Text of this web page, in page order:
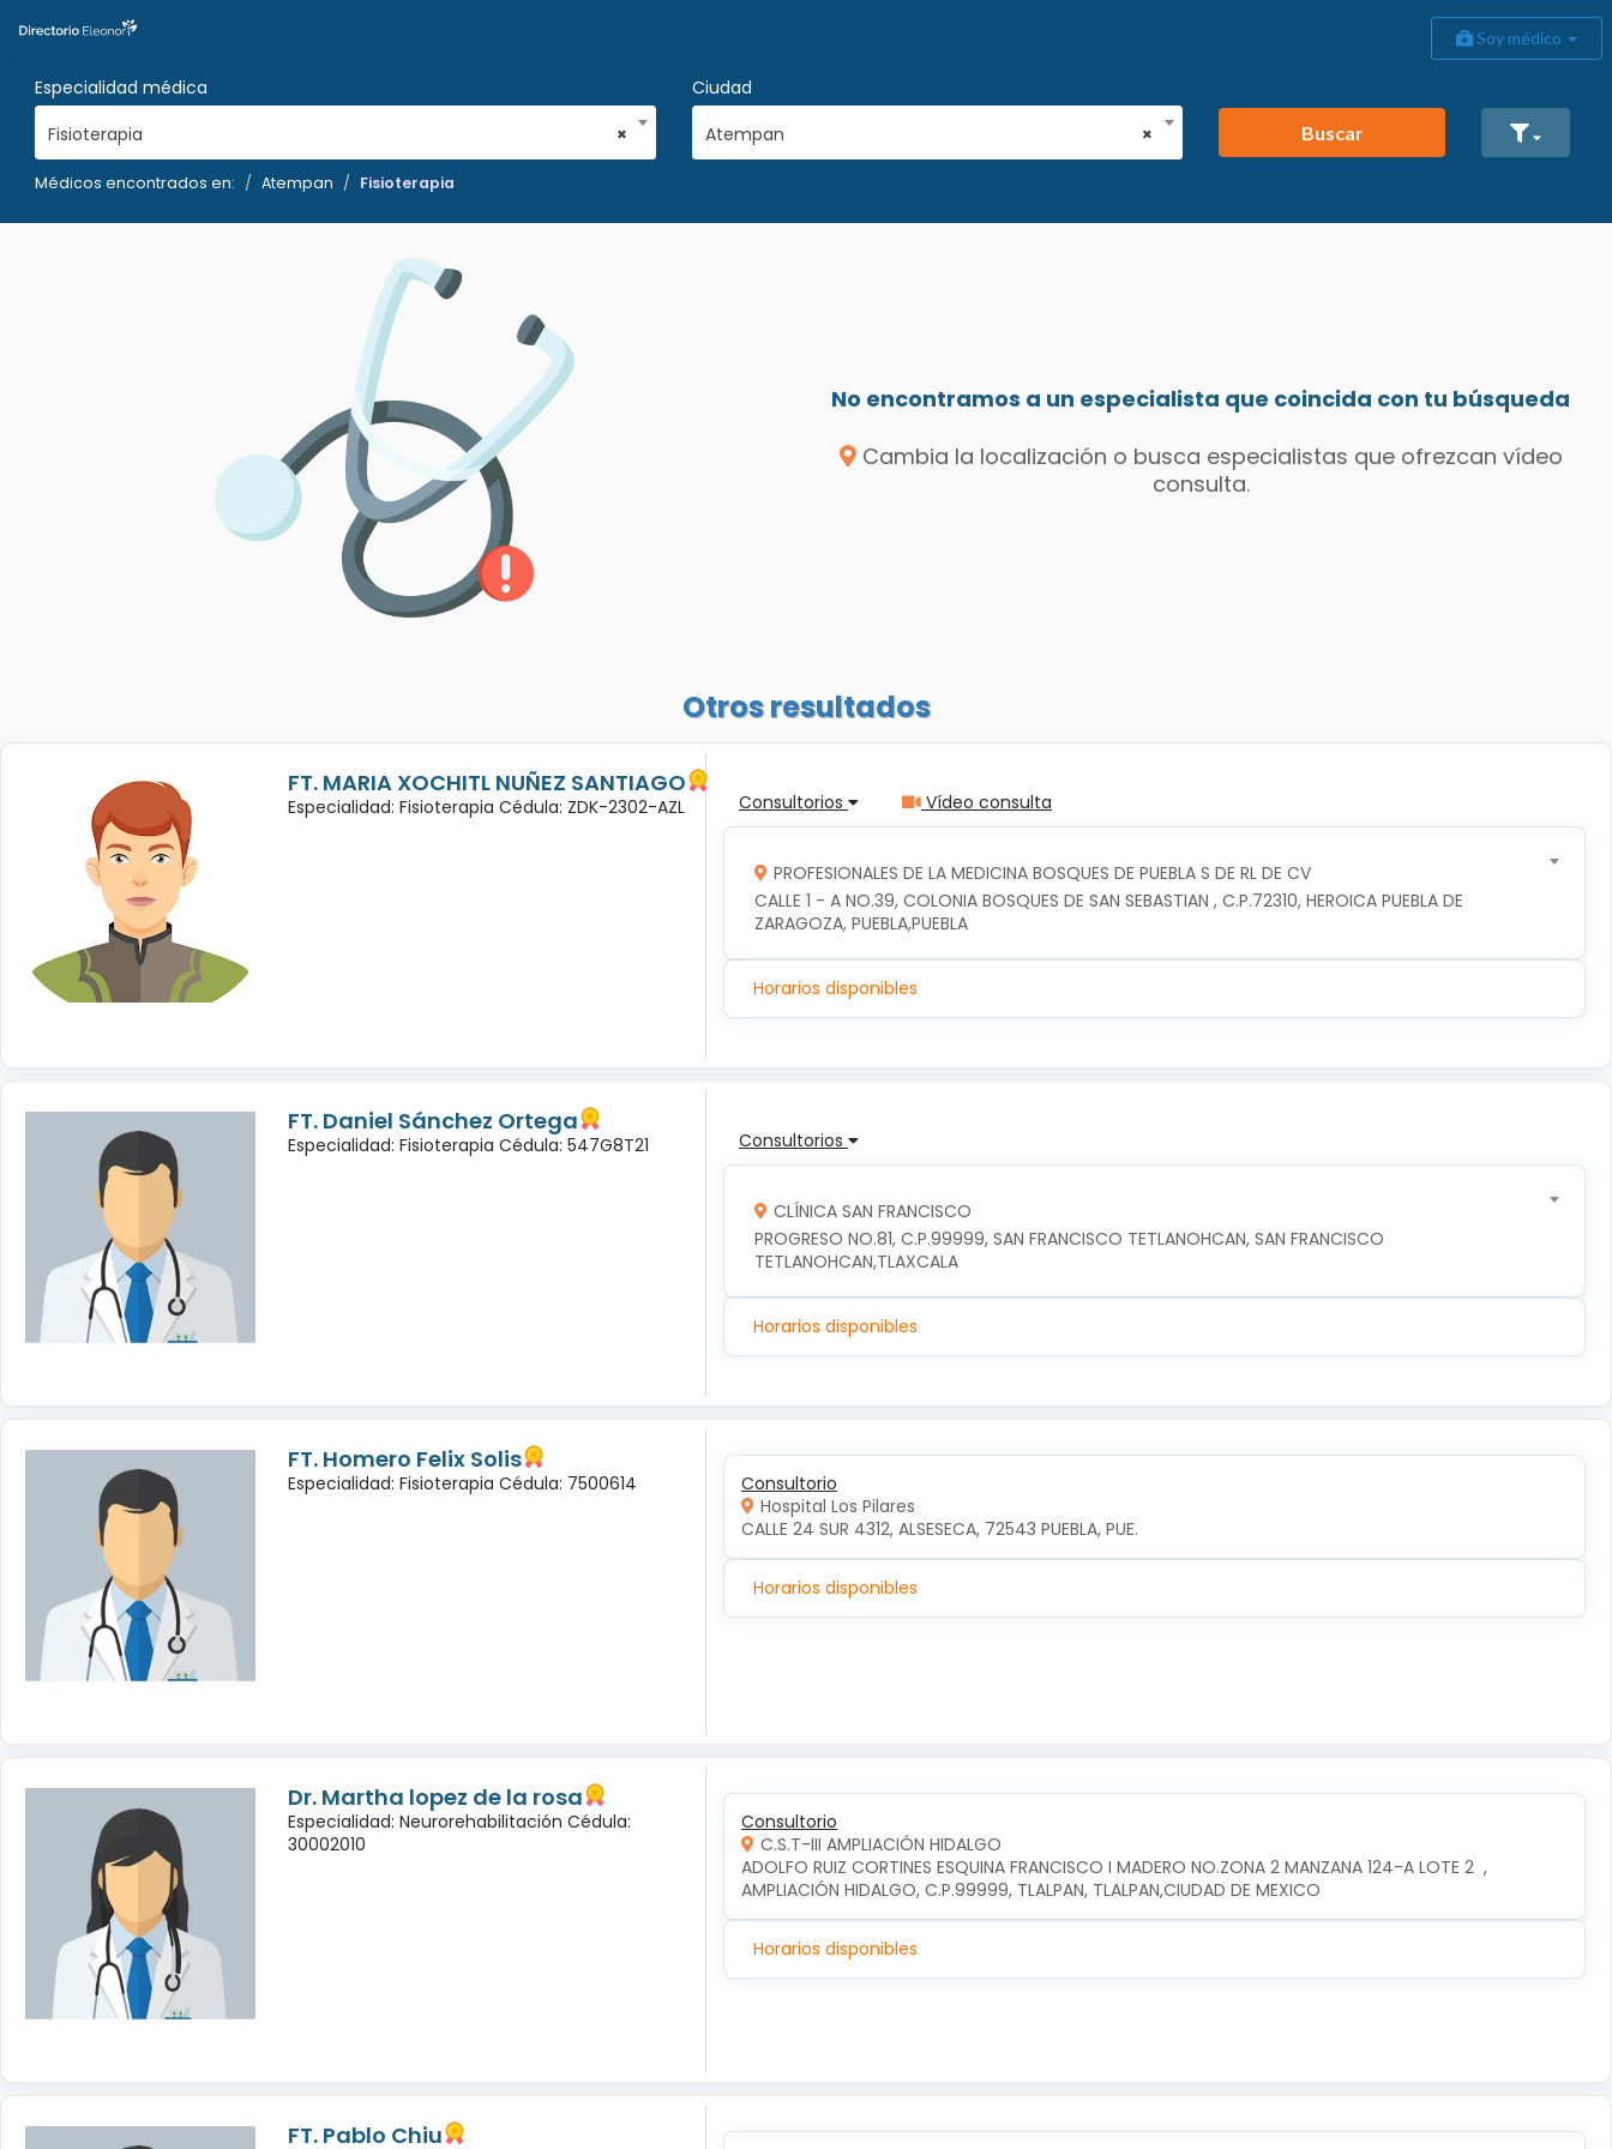
Soy médico
Especialidad médica
×
Fisioterapia
Ciudad
×
Atempan Buscar
Médicos encontrados en: Atempan Fisioterapia
No encontramos a un especialista que coincida con tu búsqueda
Cambia la localización o busca especialistas que ofrezcan vídeo
consulta.
Otros resultados
FT. MARIA XOCHITL NUÑEZ SANTIAGO
Especialidad: Fisioterapia Cédula: ZDK-2302-AZL Consultorios Vídeo consulta
PROFESIONALES DE LA MEDICINA BOSQUES DE PUEBLA S DE RL DE CV
CALLE 1 - A NO.39, COLONIA BOSQUES DE SAN SEBASTIAN , C.P.72310, HEROICA PUEBLA DE
ZARAGOZA, PUEBLA,PUEBLA
Horarios disponibles
FT. Daniel Sánchez Ortega
Especialidad: Fisioterapia Cédula: 547G8T21 Consultorios
CLÍNICA SAN FRANCISCO
PROGRESO NO.81, C.P.99999, SAN FRANCISCO TETLANOHCAN, SAN FRANCISCO
TETLANOHCAN,TLAXCALA
Horarios disponibles
FT. Homero Felix Solis
Especialidad: Fisioterapia Cédula: 7500614
Consultorio
Hospital Los Pilares
CALLE 24 SUR 4312, ALSESECA, 72543 PUEBLA, PUE.
Horarios disponibles
Dr. Martha lopez de la rosa
Especialidad: Neurorehabilitación Cédula:
30002010
Consultorio
C.S.T-III AMPLIACIÓN HIDALGO
ADOLFO RUIZ CORTINES ESQUINA FRANCISCO I MADERO NO.ZONA 2 MANZANA 124-A LOTE 2  ,
AMPLIACIÓN HIDALGO, C.P.99999, TLALPAN, TLALPAN,CIUDAD DE MEXICO
Horarios disponibles
FT. Pablo Chiu